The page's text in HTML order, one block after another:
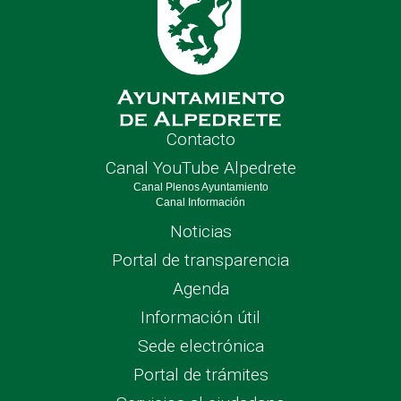
Contacto
Canal YouTube Alpedrete
Canal Plenos Ayuntamiento
Canal Información
Noticias
Portal de transparencia
Agenda
Información útil
Sede electrónica
Portal de trámites